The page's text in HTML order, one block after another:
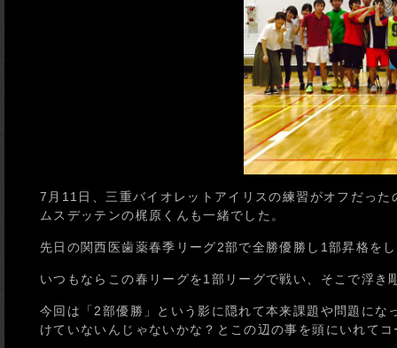
7月11日、三重バイオレットアイリスの練習がオフだっ
ムスデッテンの梶原くんも一緒でした。
先日の関西医歯薬春季リーグ2部で全勝優勝し1部昇格を
いつもならこの春リーグを1部リーグで戦い、そこで浮
今回は「2部優勝」という影に隠れて本来課題や問題に
けていないんじゃないかな？とこの辺の事を頭にいれて